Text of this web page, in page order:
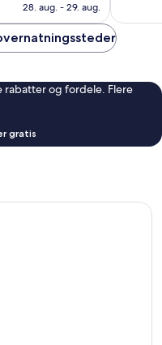
849 kr.
28. aug. - 29. aug.
og fordele. Flere
gratis